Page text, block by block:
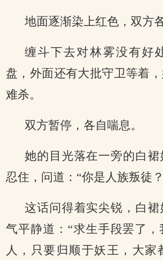
地面逐渐染上红色，双方
缠斗下去对林雾没有好
盘，外面还有大批守卫等着
难杀。
双方暂停，各自喘息。
她的目光落在一旁的白
忍住，问道：“你是人族叛徒
这话问得着实尖锐，白
气平静道：“求生手段罢了
人，只要归顺于妖王，大家